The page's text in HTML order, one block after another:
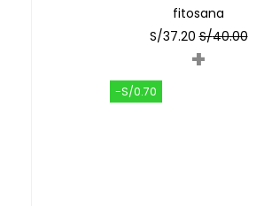
fitosana
S/37.20 S/40.00
+
-S/0.70